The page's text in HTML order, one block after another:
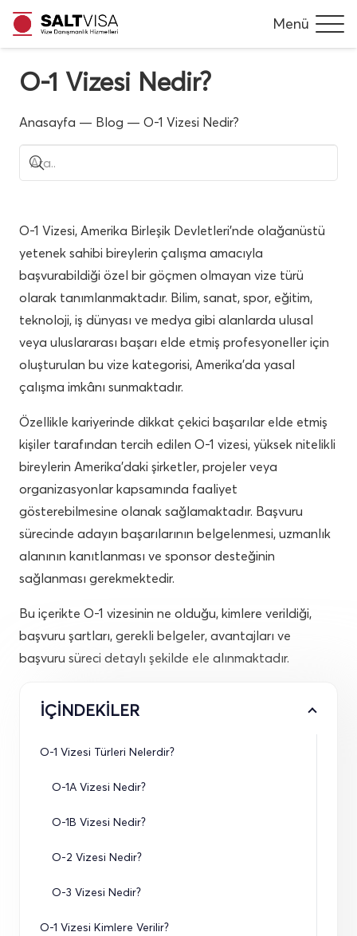
Menü
O-1 Vizesi Nedir?
Anasayfa — Blog — O-1 Vizesi Nedir?
O-1 Vizesi, Amerika Birleşik Devletleri’nde olağanüstü
yetenek sahibi bireylerin çalışma amacıyla
başvurabildiği özel bir göçmen olmayan vize türü
olarak tanımlanmaktadır. Bilim, sanat, spor, eğitim,
teknoloji, iş dünyası ve medya gibi alanlarda ulusal
veya uluslararası başarı elde etmiş profesyoneller için
oluşturulan bu vize kategorisi, Amerika’da yasal
çalışma imkânı sunmaktadır.
Özellikle kariyerinde dikkat çekici başarılar elde etmiş
kişiler tarafından tercih edilen O-1 vizesi, yüksek nitelikli
bireylerin Amerika’daki şirketler, projeler veya
organizasyonlar kapsamında faaliyet
gösterebilmesine olanak sağlamaktadır. Başvuru
sürecinde adayın başarılarının belgelenmesi, uzmanlık
alanının kanıtlanması ve sponsor desteğinin
sağlanması gerekmektedir.
Bu içerikte O-1 vizesinin ne olduğu, kimlere verildiği,
başvuru şartları, gerekli belgeler, avantajları ve
başvuru süreci detaylı şekilde ele alınmaktadır.
İÇİNDEKİLER
O-1 Vizesi Türleri Nelerdir?
O-1A Vizesi Nedir?
O-1B Vizesi Nedir?
O-2 Vizesi Nedir?
O-3 Vizesi Nedir?
O-1 Vizesi Kimlere Verilir?